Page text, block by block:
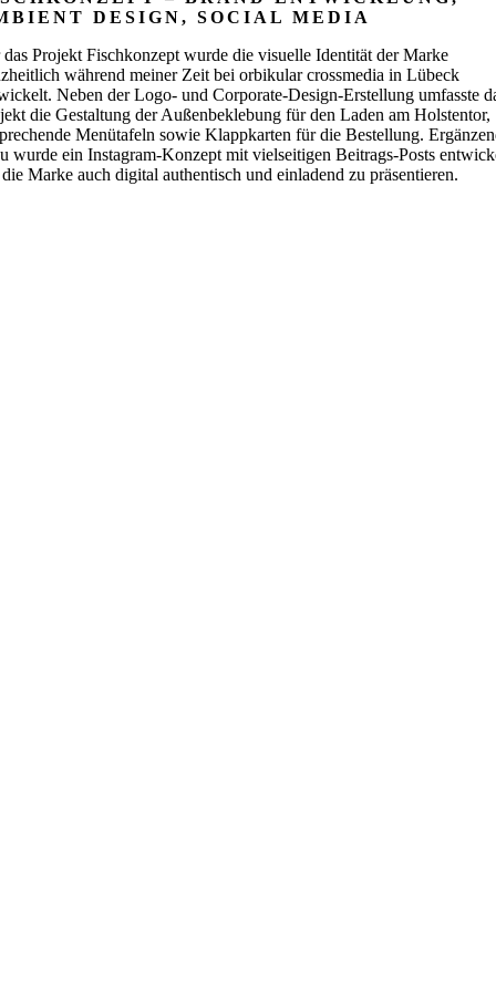
DESIGN, SOCIAL MEDIA
das Projekt Fischkonzept wurde die visuelle Identität der Marke
während meiner Zeit bei orbikular crossmedia in Lübeck
Neben der Logo- und Corporate-Design-Erstellung umfasste
die Gestaltung der Außenbeklebung für den Laden am Holstentor,
Menütafeln sowie Klappkarten für die Bestellung.
wurde ein Instagram-Konzept mit vielseitigen Beitrags-Posts
Marke auch digital authentisch und einladend zu präsentieren.